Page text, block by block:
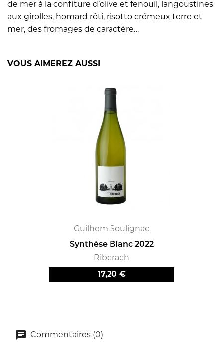
de mer à la confiture d’olive et fenouil, langoustines
aux girolles, homard rôti, risotto crémeux terre et
mer, des fromages de caractère…
VOUS AIMEREZ AUSSI
Guilhem Soulignac
Synthèse Blanc 2022
Riberach
Prix
17,20 €
Commentaires (0)